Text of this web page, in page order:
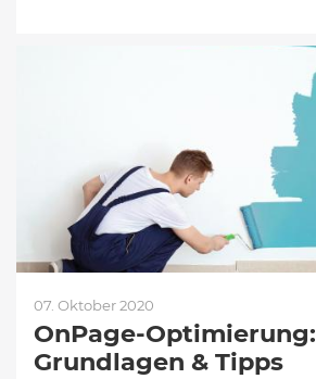
07. Oktober 2020
OnPage-Optimierung:
Grundlagen & Tipps